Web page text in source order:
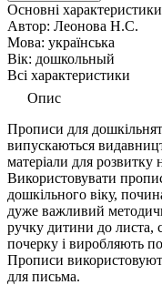
Основні
Автор: Леонова Н.С.
Мова: українська
Вік: дошкольный
Всі характеристики
Опис
Прописи для
випускаються
матеріали для розвитку
Використовувати
дошкільного віку,
дуже важливий
ручку дитини до листа,
почерку і виробляють
Прописи
для письма.